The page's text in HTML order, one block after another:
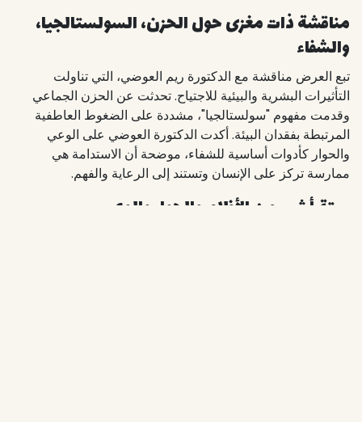
مناقشة ذات مغزى حول الحزن، السولستالجيا،
والشفاء
تبع العرض مناقشة مع الدكتورة ريم العوضي، التي تناولت
التأثيرات البشرية والبيئية للاجتياح. تحدثت عن الحزن الجماعي
وقدمت مفهوم "سولستالجيا"، مشددة على الضغوط العاطفية
المرتبطة بفقدان البيئة. أكدت الدكتورة العوضي على الوعي
والحوار كأدوات أساسية للشفاء، موضحة أن الاستدامة هي
ممارسة تركز على الإنسان وتستند إلى الرعاية والفهم.
ستة أشهر من الأفلام والحوار والوعي